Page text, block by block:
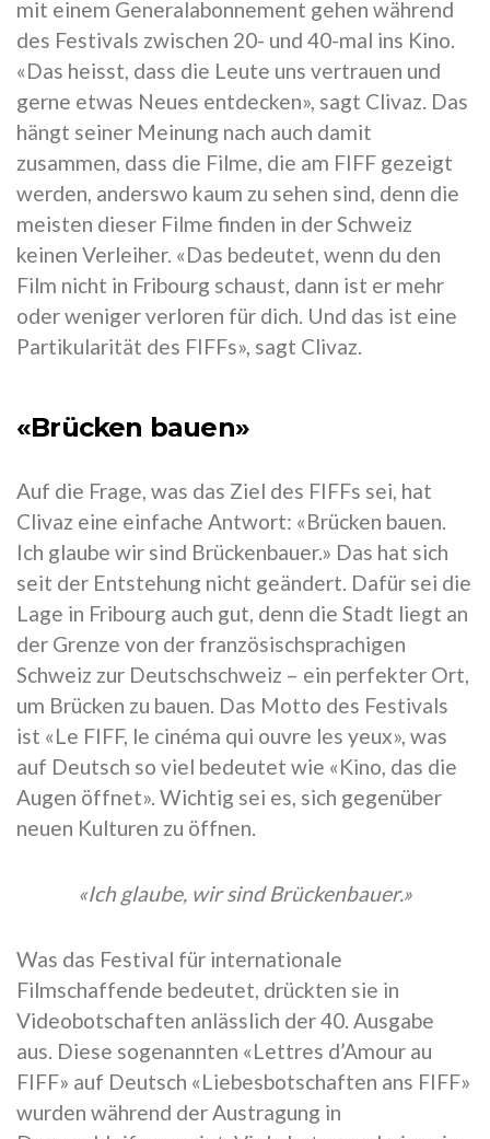
mit einem Generalabonnement gehen während
des Festivals zwischen 20- und 40-mal ins Kino.
«Das heisst, dass die Leute uns vertrauen und
gerne etwas Neues entdecken», sagt Clivaz. Das
hängt seiner Meinung nach auch damit
zusammen, dass die Filme, die am FIFF gezeigt
werden, anderswo kaum zu sehen sind, denn die
meisten dieser Filme finden in der Schweiz
keinen Verleiher. «Das bedeutet, wenn du den
Film nicht in Fribourg schaust, dann ist er mehr
oder weniger verloren für dich. Und das ist eine
Partikularität des FIFFs», sagt Clivaz.
«Brücken bauen»
Auf die Frage, was das Ziel des FIFFs sei, hat
Clivaz eine einfache Antwort: «Brücken bauen.
Ich glaube wir sind Brückenbauer.» Das hat sich
seit der Entstehung nicht geändert. Dafür sei die
Lage in Fribourg auch gut, denn die Stadt liegt an
der Grenze von der französischsprachigen
Schweiz zur Deutschschweiz – ein perfekter Ort,
um Brücken zu bauen. Das Motto des Festivals
ist «Le FIFF, le cinéma qui ouvre les yeux», was
auf Deutsch so viel bedeutet wie «Kino, das die
Augen öffnet». Wichtig sei es, sich gegenüber
neuen Kulturen zu öffnen.
«Ich glaube, wir sind Brückenbauer.»
Was das Festival für internationale
Filmschaffende bedeutet, drückten sie in
Videobotschaften anlässlich der 40. Ausgabe
aus. Diese sogenannten «Lettres d’Amour au
FIFF» auf Deutsch «Liebesbotschaften ans FIFF»
wurden während der Austragung in